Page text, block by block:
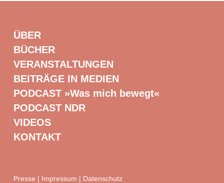
ÜBER
BÜCHER
VERANSTALTUNGEN
BEITRÄGE IN MEDIEN
PODCAST »Was mich bewegt«
PODCAST NDR
VIDEOS
KONTAKT
Presse Impressum Datenschutz